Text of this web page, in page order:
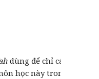
dùng để chỉ các
học này trong